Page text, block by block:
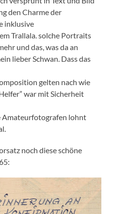
den Charme der
inklusive
Trallala. solche Portraits
und das, was da an
lieber Schwan. Dass das
gelten nach wie
war mit Sicherheit
Amateurfotografen lohnt
noch diese schöne